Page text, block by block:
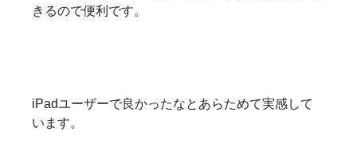
きるので便利です。
iPadユーザーで良かったなとあらためて実感して
います。